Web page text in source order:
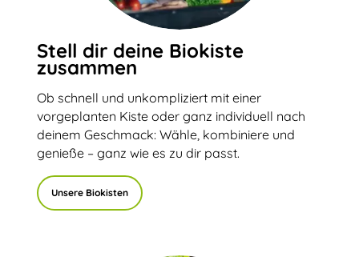
Stell dir deine Biokiste
zusammen
Ob schnell und unkompliziert mit einer
vorgeplanten Kiste oder ganz individuell nach
deinem Geschmack: Wähle, kombiniere und
genieße – ganz wie es zu dir passt.
Unsere Biokisten